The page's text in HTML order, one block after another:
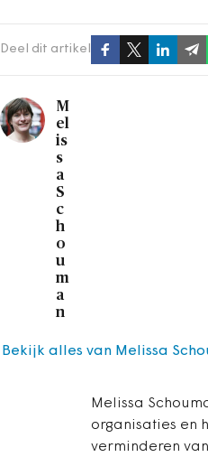
Deel dit artikel
M
el
is
s
a
S
c
h
o
u
m
a
n
Melissa
organisaties en
verminderen
Bekijk alles van Melissa